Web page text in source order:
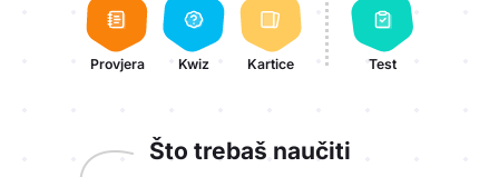
Provjera Kwiz Kartice Test
Što trebaš naučiti